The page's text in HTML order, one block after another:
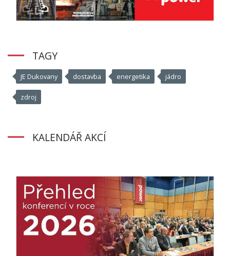
TAGY
JE Dukovany dostavba energetika jádro
zdroj
KALENDÁŘ AKCÍ